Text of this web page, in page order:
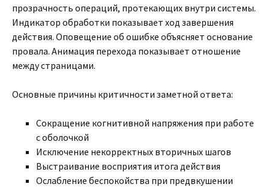
прозрачность операций, протекающих внутри системы.
Индикатор обработки показывает ход завершения
действия. Оповещение об ошибке объясняет основание
провала. Анимация перехода показывает отношение
между страницами.
Основные причины критичности заметной ответа:
Сокращение когнитивной напряжения при работе
с оболочкой
Исключение некорректных вторичных шагов
Выстраивание восприятия итога действия
Ослабление беспокойства при предвкушении